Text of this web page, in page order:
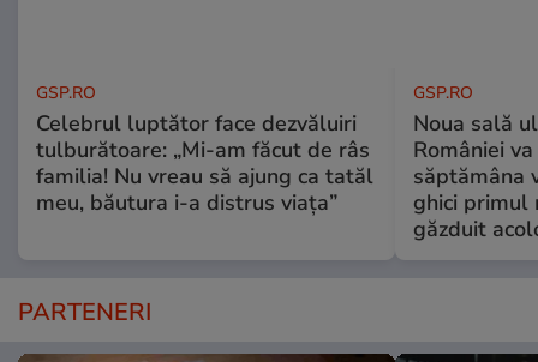
GSP.RO
Celebrul luptător face dezvăluiri
tulburătoare: „Mi-am făcut de râs
familia! Nu vreau să ajung ca tatăl
meu, băutura i-a distrus viața”
GSP.RO
Noua sală
României
săptămâna
ghici primul
găzduit
PARTENERI